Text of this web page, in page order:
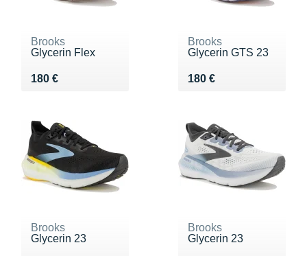
Brooks
Glycerin Flex
180 €
Vendu 180 €
Brooks
Glycerin GTS 23
180 €
Vendu 180 €
Brooks
Glycerin 23
Brooks
Glycerin 23